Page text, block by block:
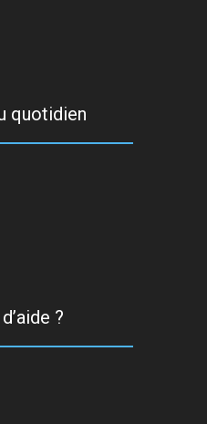
quotidien
?